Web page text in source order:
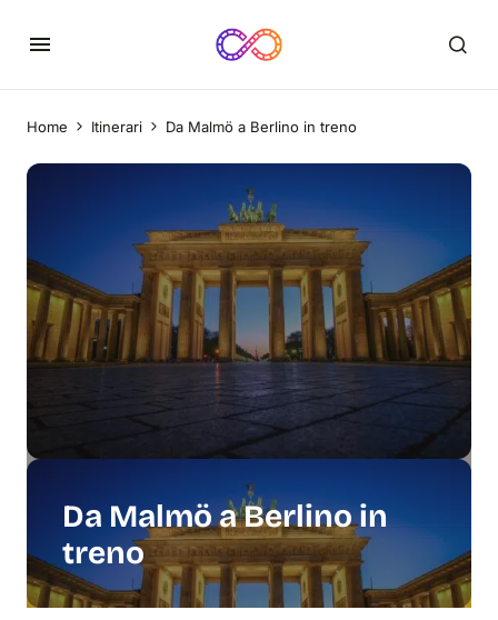
Home Itinerari Da Malmö a Berlino in treno
Da Malmö a Berlino in
treno